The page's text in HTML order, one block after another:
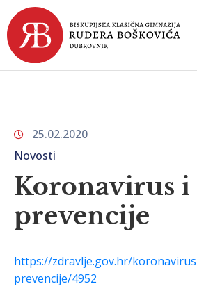
POČETNA
NOVOSTI
KONTAKT
25.02.2020
Novosti
Koronavirus i
prevencije
https://zdravlje.gov.hr/
prevencije/4952